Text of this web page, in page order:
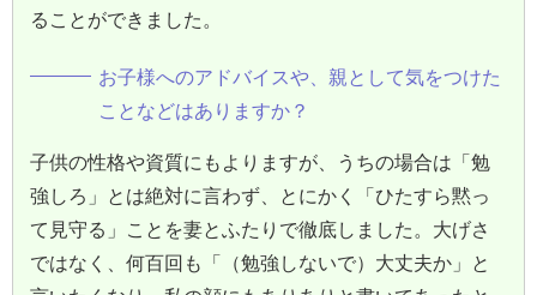
ることができました。
お子様へのアドバイスや、親として気をつけた
ことなどはありますか？
子供の性格や資質にもよりますが、うちの場合は「勉
強しろ」とは絶対に言わず、とにかく「ひたすら黙っ
て見守る」ことを妻とふたりで徹底しました。大げさ
ではなく、何百回も「（勉強しないで）大丈夫か」と